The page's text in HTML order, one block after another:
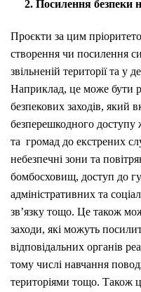
2. Посилення безпеки
Проєкти за цим
створення чи посилення
звільненій території та у
Наприклад, це може бути
безпекових заходів, який
безперешкодного доступу
та громад до екстрених
небезпечні зони та
бомбосховищ, доступ до
адміністративних та
зв’язку тощо. Це також
заходи, які можуть
відповідальних органів
тому числі навчання
територіями тощо. Також